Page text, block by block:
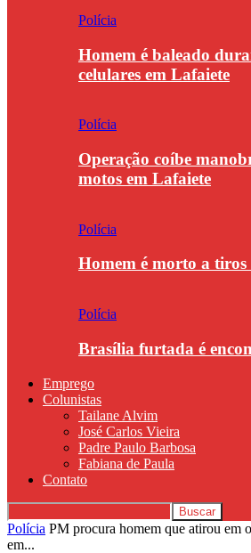
Polícia
Homem é baleado
celulares em Lafaiete
Polícia
Operação coíbe
motos em Lafaiete
Polícia
Homem é morto a tiros
Polícia
Brasília furtada é
Emprego
Colunistas
Tailane Alvim
José Carlos Vieira
Padre Paulo Barbosa
Fabiana de Paula
Contato
Polícia PM procura homem que atirou em
em...